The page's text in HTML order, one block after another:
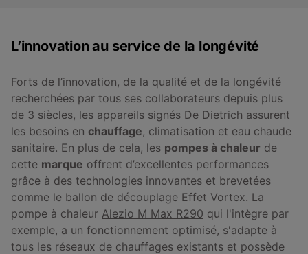
L’innovation au service de la longévité
Forts de l’innovation, de la qualité et de la longévité
recherchées par tous ses collaborateurs depuis plus
de 3 siècles, les appareils signés De Dietrich assurent
les besoins en chauffage, climatisation et eau chaude
sanitaire. En plus de cela, les pompes à chaleur de
cette marque offrent d’excellentes performances
grâce à des technologies innovantes et brevetées
comme le ballon de découplage Effet Vortex. La
pompe à chaleur Alezio M Max R290 qui l'intègre par
exemple, a un fonctionnement optimisé, s'adapte à
tous les réseaux de chauffages existants et possède